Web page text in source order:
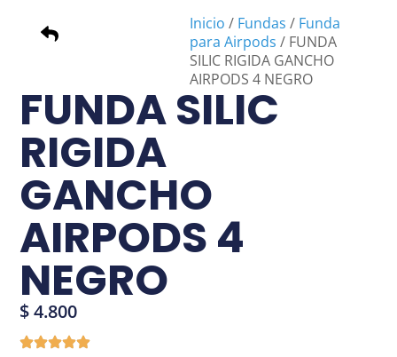
Inicio / Fundas / Funda
para Airpods / FUNDA
SILIC RIGIDA GANCHO
AIRPODS 4 NEGRO
FUNDA SILIC
RIGIDA
GANCHO
AIRPODS 4
NEGRO
$4.800